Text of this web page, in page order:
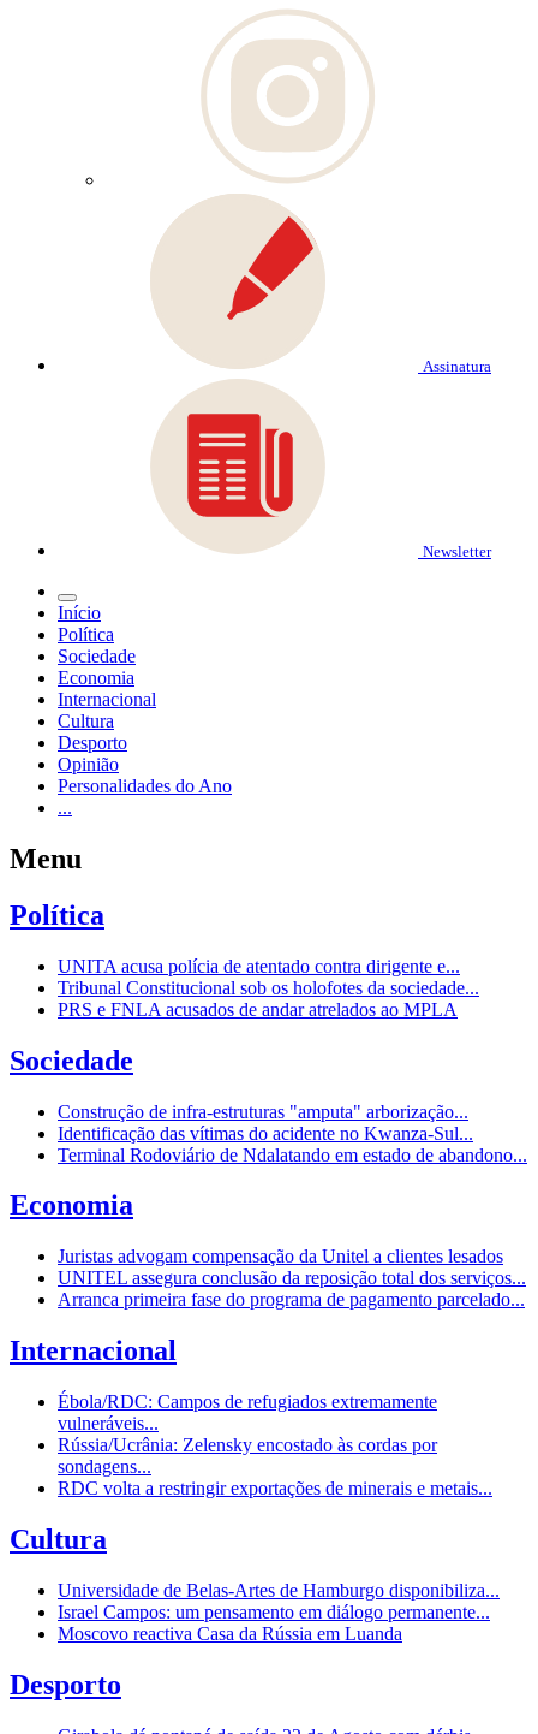
Assinatura
Newsletter
Início
Política
Sociedade
Economia
Internacional
Cultura
Desporto
Opinião
Personalidades do Ano
...
Menu
Política
UNITA acusa polícia de atentado contra dirigente e...
Tribunal Constitucional sob os holofotes da sociedade...
PRS e FNLA acusados de andar atrelados ao MPLA
Sociedade
Construção de infra-estruturas "amputa" arborização...
Identificação das vítimas do acidente no Kwanza-Sul...
Terminal Rodoviário de Ndalatando em estado de abandono...
Economia
Juristas advogam compensação da Unitel a clientes lesados
UNITEL assegura conclusão da reposição total dos serviços...
Arranca primeira fase do programa de pagamento parcelado...
Internacional
Ébola/RDC: Campos de refugiados extremamente
vulneráveis...
Rússia/Ucrânia: Zelensky encostado às cordas por
sondagens...
RDC volta a restringir exportações de minerais e metais...
Cultura
Universidade de Belas-Artes de Hamburgo disponibiliza...
Israel Campos: um pensamento em diálogo permanente...
Moscovo reactiva Casa da Rússia em Luanda
Desporto